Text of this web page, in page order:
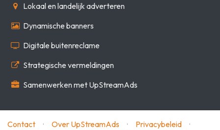
Lokaal en landelijk adverteren
Dynamische banners
Digitale buitenreclame
Strategische vermeldingen
Samenwerken met UpStreamAds
Contact · Over UpStreamAds · Privacybeleid
·